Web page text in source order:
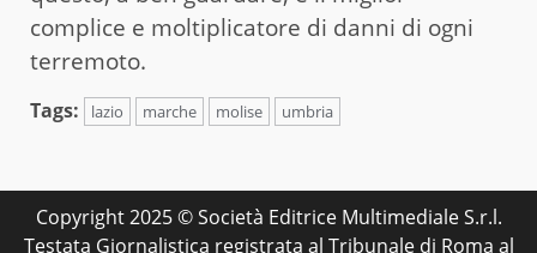
complice e moltiplicatore di danni di ogni
terremoto.
Tags: lazio marche molise umbria
Copyright 2025 © Società Editrice Multimediale S.r.l.
Testata Giornalistica registrata al Tribunale di Roma al